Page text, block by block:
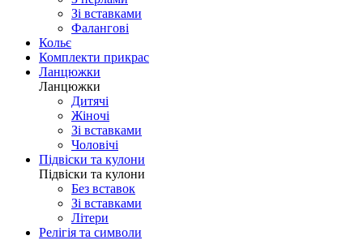
Зі вставками
Фаланговi
Кольє
Комплекти прикрас
Ланцюжки
Ланцюжки
Дитячі
Жіночі
Зі вставками
Чоловічі
Підвіски та кулони
Підвіски та кулони
Без вставок
Зі вставками
Літери
Релігія та символи